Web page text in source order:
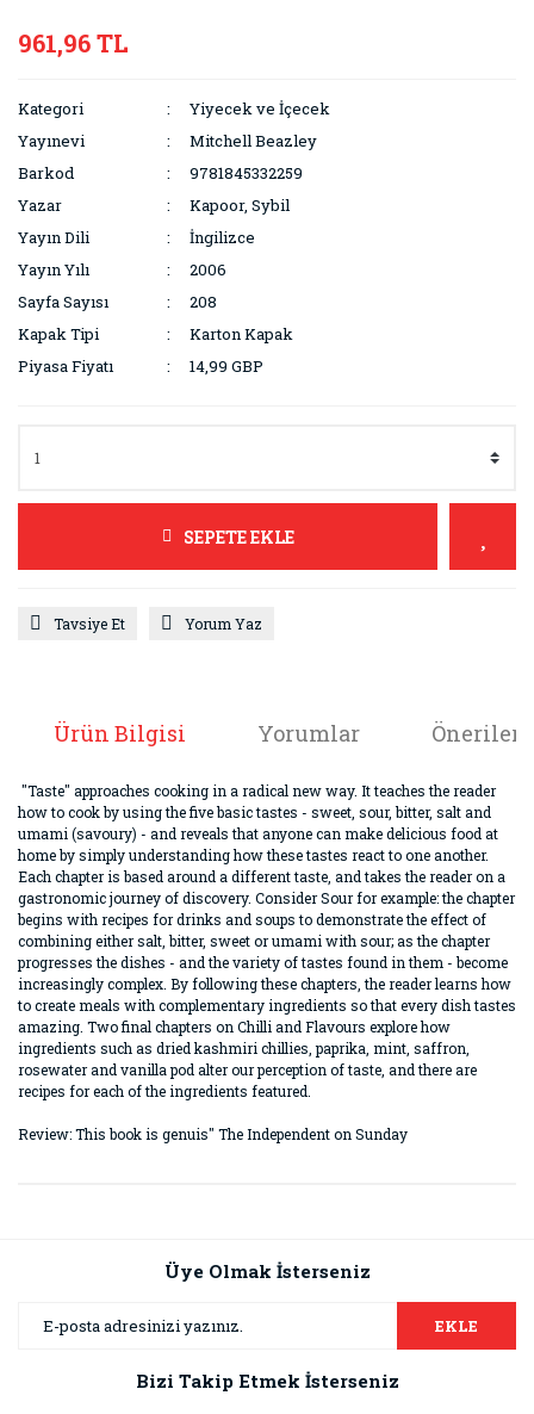
961,96 TL
Kategori
Yiyecek ve İçecek
Yayınevi
Mitchell Beazley
Barkod
9781845332259
Yazar
Kapoor, Sybil
Yayın Dili
İngilizce
Yayın Yılı
2006
Sayfa Sayısı
208
Kapak Tipi
Karton Kapak
Piyasa Fiyatı
14,99 GBP
SEPETE EKLE
Tavsiye Et Yorum Yaz
Ürün Bilgisi Yorumlar
"Taste" approaches cooking in a radical new way. It teaches the reader
how to cook by using the five basic tastes - sweet, sour, bitter, salt and
umami (savoury) - and reveals that anyone can make delicious food at
home by simply understanding how these tastes react to one another.
Each chapter is based around a different taste, and takes the reader on a
gastronomic journey of discovery. Consider Sour for example: the chapter
begins with recipes for drinks and soups to demonstrate the effect of
combining either salt, bitter, sweet or umami with sour; as the chapter
progresses the dishes - and the variety of tastes found in them - become
increasingly complex. By following these chapters, the reader learns how
to create meals with complementary ingredients so that every dish tastes
amazing. Two final chapters on Chilli and Flavours explore how
ingredients such as dried kashmiri chillies, paprika, mint, saffron,
rosewater and vanilla pod alter our perception of taste, and there are
recipes for each of the ingredients featured.
Review: This book is genuis" The Independent on Sunday
Görüş ve önerileriniz için teşekkür ederiz.
Ürün resmi kalitesiz, bozuk veya görüntülenemiyor.
Ürün bilgilerinde hatalar bulunuyor.
Üye Olmak İsterseniz
EKLE
Bizi Takip Etmek İsterseniz